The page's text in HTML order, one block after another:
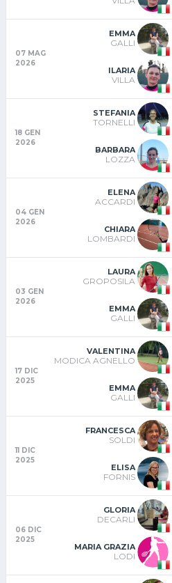
07 MAG
2026
EMMA
GALLI
ILARIA
VILLA
18 GEN
2026
STEFANIA
TORNELLI
BARBARA
LOZZA
04 GEN
2026
ELENA
ACCARDI
CHIARA
LOMBARDI
03 GEN
2026
LAURA
GROPOSILA
EMMA
GALLI
17 DIC
2025
VALENTINA
MODICA AGNELLO
EMMA
GALLI
11 DIC
2025
FRANCESCA
SOLDI
ELISA
FORNIS
06 DIC
2025
GLORIA
DECARLI
MARIA GRAZIA
LODI